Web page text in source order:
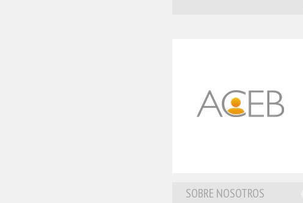
SOBRE NOSOTROS